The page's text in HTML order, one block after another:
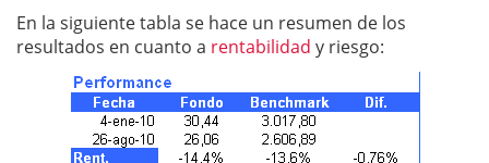
En la siguiente tabla se hace un resumen de los
resultados en cuanto a rentabilidad y riesgo: